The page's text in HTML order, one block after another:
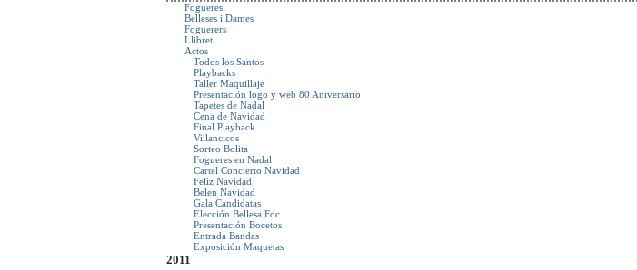
Fogueres
Belleses i Dames
Foguerers
Llibret
Actos
Todos los Santos
Playbacks
Taller Maquillaje
Presentación logo y web 80 Aniversario
Tapetes de Nadal
Cena de Navidad
Final Playback
Villancicos
Sorteo Bolita
Fogueres en Nadal
Cartel Concierto Navidad
Feliz Navidad
Belen Navidad
Gala Candidatas
Elección Bellesa Foc
Presentación Bocetos
Entrada Bandas
Exposición Maquetas
2011